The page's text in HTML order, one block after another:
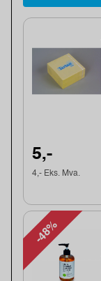
5,-
4,- Eks. Mva.
-48%